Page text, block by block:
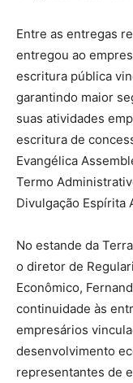
Entre as entregas
entregou ao
escritura pública
garantindo maior
suas atividades
escritura de
Evangélica
Termo
Divulgação Espírita
No estande da
o diretor de
Econômico,
continuidade às
empresários
desenvolvimento
representantes de